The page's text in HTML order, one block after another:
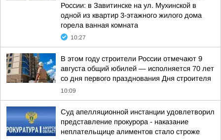
России: в Завитинске на ул. Мухинской в
одной из квартир 3-этажного жилого дома
горела ванная комната
10:27
В этом году строители России отмечают 9
августа общий юбилей — исполняется 70 лет
со дня первого празднования Дня строителя
10:09
Суд апелляционной инстанции удовлетворил
представление прокурора - наказание
неплательщице алиментов стало строже